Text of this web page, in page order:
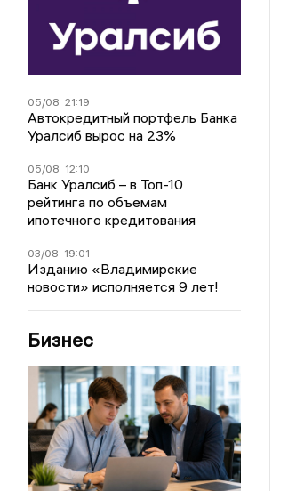
05/08 21:19
Автокредитный портфель Банка
Уралсиб вырос на 23%
05/08 12:10
Банк Уралсиб – в Топ-10
рейтинга по объемам
ипотечного кредитования
03/08 19:01
Изданию «Владимирские
новости» исполняется 9 лет!
Бизнес